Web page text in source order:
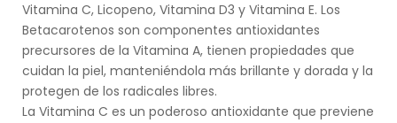
Vitamina C, Licopeno, Vitamina D3 y Vitamina E. Los
Betacarotenos son componentes antioxidantes
precursores de la Vitamina A, tienen propiedades que
cuidan la piel, manteniéndola más brillante y dorada y la
protegen de los radicales libres.
La Vitamina C es un poderoso antioxidante que previene